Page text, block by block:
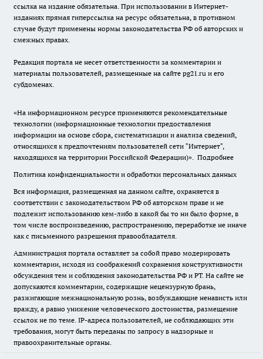
ссылка на издание обязательна. При использовании в Интернет-
изданиях прямая гиперссылка на ресурс обязательна, в противном
случае будут применены нормы законодательства РФ об авторских и
смежных правах.
Редакция портала не несет ответственности за комментарии и
материалы пользователей, размещенные на сайте pg21.ru и его
субдоменах.
«На информационном ресурсе применяются рекомендательные
технологии (информационные технологии предоставления
информации на основе сбора, систематизации и анализа сведений,
относящихся к предпочтениям пользователей сети "Интернет",
находящихся на территории Российской Федерации)». Подробнее
Политика конфиденциальности и обработки персональных данных
Вся информация, размещенная на данном сайте, охраняется в
соответствии с законодательством РФ об авторском праве и не
подлежит использованию кем-либо в какой бы то ни было форме, в
том числе воспроизведению, распространению, переработке не иначе
как с письменного разрешения правообладателя.
Администрация портала оставляет за собой право модерировать
комментарии, исходя из соображений сохранения конструктивности
обсуждения тем и соблюдения законодательства РФ и РТ. На сайте не
допускаются комментарии, содержащие нецензурную брань,
разжигающие межнациональную рознь, возбуждающие ненависть или
вражду, а равно унижение человеческого достоинства, размещение
ссылок не по теме. IP-адреса пользователей, не соблюдающих эти
требования, могут быть переданы по запросу в надзорные и
правоохранительные органы.